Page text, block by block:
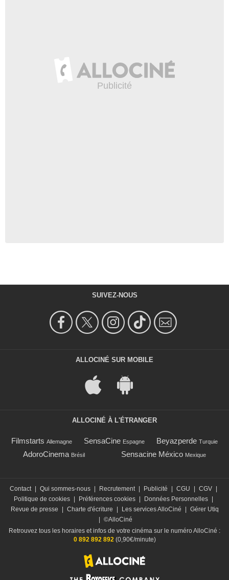
SUIVEZ-NOUS
ALLOCINÉ SUR MOBILE
ALLOCINÉ À L'ÉTRANGER
Filmstarts Allemagne SensaCine Espagne Beyazperde Turquie
AdoroCinema Brésil Sensacine México Mexique
Contact Qui sommes-nous Recrutement Publicité CGU CGV
Politique de cookies
Préférences cookies Données Personnelles
Revue de presse
Charte d'écriture Les services AlloCiné
Gérer Utiq
©AlloCiné
Retrouvez tous les horaires et infos de votre cinéma sur le numéro AlloCiné :
0 892 892 892(0,90€/minute)